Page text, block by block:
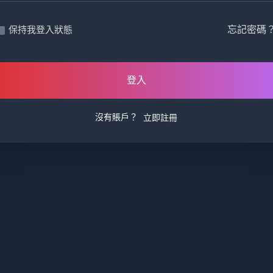
保持我登入狀態 忘記密碼
登入
沒有賬戶？ 立即註冊